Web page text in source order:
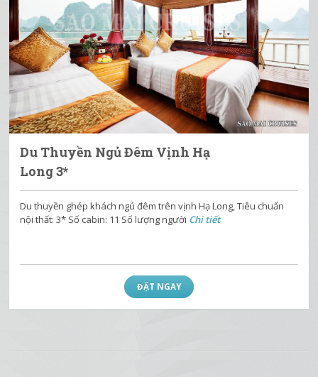
Du Thuyền Ngủ Đêm Vịnh Hạ
Long 3*
Du thuyền ghép khách ngủ đêm trên vịnh Hạ Long, Tiêu chuẩn
nội thất: 3* Số cabin: 11 Số lượng người Chi tiết
ĐẶT NGAY